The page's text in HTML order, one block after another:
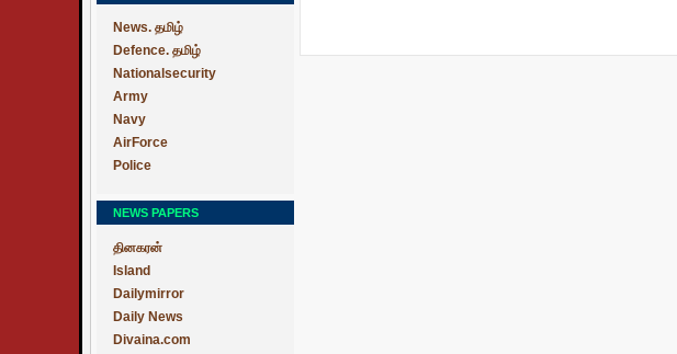
News. தமிழ்
Defence. தமிழ்
Nationalsecurity
Army
Navy
AirForce
Police
NEWS PAPERS
தினகரன்
Island
Dailymirror
Daily News
Divaina.com